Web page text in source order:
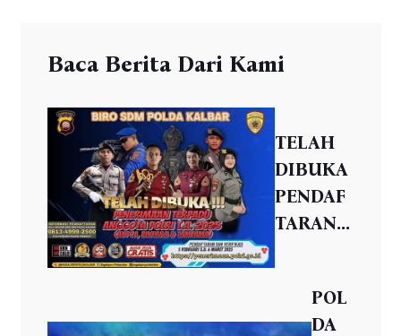
Baca Berita Dari Kami
TELAH
DIBUKA
PENDAF
TARAN...
POL
DA